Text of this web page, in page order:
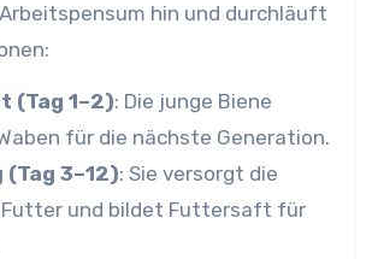
hin und durchläuft
(Tag 1–2): Die junge Biene
für die nächste Generation.
3–12): Sie versorgt die
Futter und bildet Futtersaft für